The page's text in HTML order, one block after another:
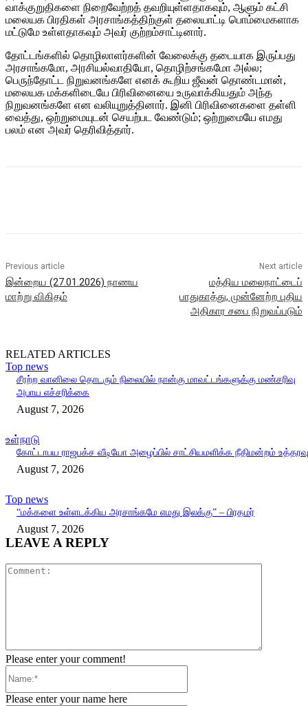
வாக்குறுதிகளை நிறைவேற்றத் தவறியுள்ளதாகவும், ஆளும் கட்சி
மலையக பிரதிகள் அரசாங்கத்திற்குள் தலையாட்டி பொம்மைகளாக
மட்டுமே உள்ளதாகவும் அவர் குற்றம்சாட்டினார்.
தோட்டங்களில் தொழிலாளர்களின் வேலைக்கு தடையாக இருப்பது
அரசாங்கமோ, அரசியல்வாதியோ, தொழிற்சங்கமோ அல்ல;
பெருந்தோட்ட நிறுவனங்களே எனக் கூறிய ஜீவன் தொண்டமான்,
மலையக மக்களிடையே பிரிவினையை உருவாக்கியதும் அந்த
நிறுவனங்களே என வலியுறுத்தினார். இனி பிரிவினைகளை தள்ளி
வைத்து, ஒற்றுமையுடன் செயற்பட வேண்டும்; ஒற்றுமையே எமது
பலம் என அவர் தெரிவித்தார்.
Previous article
இன்றைய (27.01.2026) நாணய
மாற்று விகிதம்
Next article
மத்திய மலைநாட்டைப்
பாதுகாத்து, முன்னேற்ற புதிய
அதிகார சபை நிறுவப்படும்
RELATED ARTICLES
Top news
சீரற்ற வானிலை தொடரும் நிலையில் நான்கு மாவட்டங்களுக்கு மண்சரிவு
அபாய எச்சரிக்கை
August 7, 2026
உள்நாடு
கோட்டாபய ராஜபக்ச வீடியோ அழைப்பில் சாட்சியமளிக்க நீதிமன்றம் உத்தரவு
August 7, 2026
Top news
“மக்களை உள்ளடக்கிய அரசாங்கமே எமது இலக்கு” – பிரதமர்
August 7, 2026
LEAVE A REPLY
Please enter your comment!
Please enter your name here